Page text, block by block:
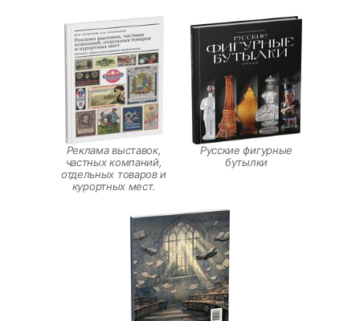
Реклама выставок,
частных компаний,
отдельных товаров и
курортных мест.
Русские фигурные
бутылки